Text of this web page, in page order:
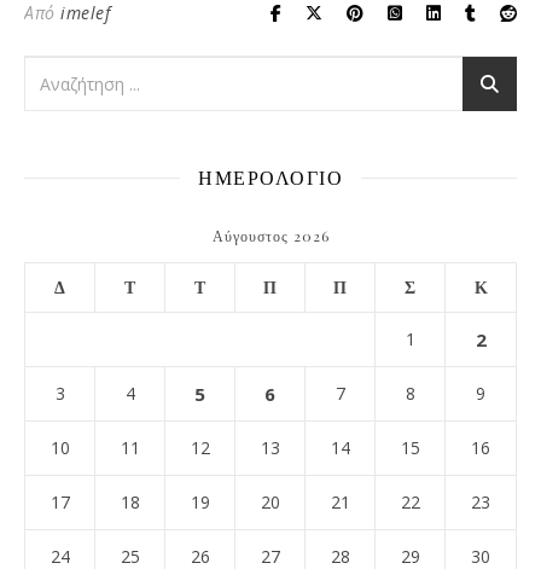
Από imelef
ΗΜΕΡΟΛΟΓΙΟ
Αύγουστος 2026
Δ Τ Τ Π Π Σ Κ
1 2
3 4 5 6 7 8 9
10 11 12 13 14 15 16
17 18 19 20 21 22 23
24 25 26 27 28 29 30